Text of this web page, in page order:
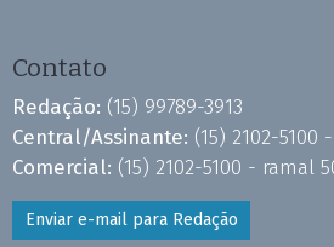
Contato
Redação: (15) 99789-3913
Central/Assinante: (15) 2102-5100
Comercial: (15) 2102-5100 - ramal
Enviar e-mail para Redação